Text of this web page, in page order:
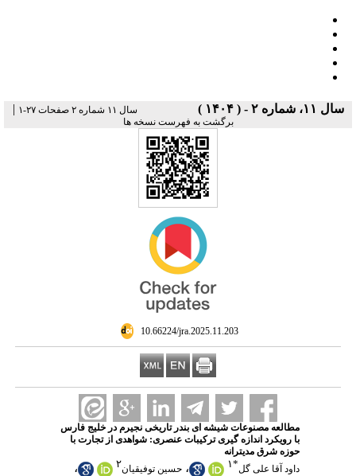
سال ۱۱، شماره ۲ - ( ۱۴۰۴ ) سال ۱۱ شماره ۲ صفحات ۲۷-۱ |
برگشت به فهرست نسخه ها
‎ 10.66224/jra.2025.11.203
مطالعه مصنوعات شیشه ای بندر تاریخی نجیرم در خلیج فارس
با رویکرد اندازه گیری ترکیبات عنصری: شواهدی از تجارت با
حوزه شرق مدیترانه
داود آقا علی گل*۱ ، حسین توفیقیان۲ ،